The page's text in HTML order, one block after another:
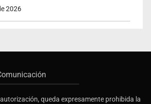
2026
queda expresamente prohibida la